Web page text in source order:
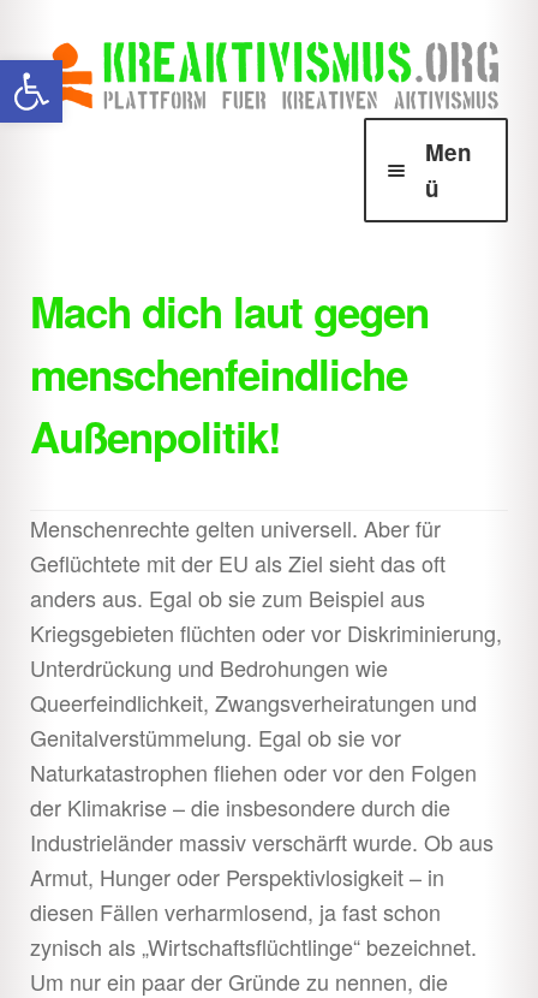
Werkzeugleiste öffnen Zur
Navigation
springen
Zum
Inhalt
springen
Men
ü
Howtos
Downloads
Shop
Mach dich laut gegen
menschenfeindliche
Außenpolitik!
Menschenrechte gelten universell. Aber für
Geflüchtete mit der EU als Ziel sieht das oft
anders aus. Egal ob sie zum Beispiel aus
Kriegsgebieten flüchten oder vor Diskriminierung,
Unterdrückung und Bedrohungen wie
Queerfeindlichkeit, Zwangsverheiratungen und
Genitalverstümmelung. Egal ob sie vor
Naturkatastrophen fliehen oder vor den Folgen
der Klimakrise – die insbesondere durch die
Industrieländer massiv verschärft wurde. Ob aus
Armut, Hunger oder Perspektivlosigkeit – in
diesen Fällen verharmlosend, ja fast schon
zynisch als „Wirtschaftsflüchtlinge“ bezeichnet.
Um nur ein paar der Gründe zu nennen, die